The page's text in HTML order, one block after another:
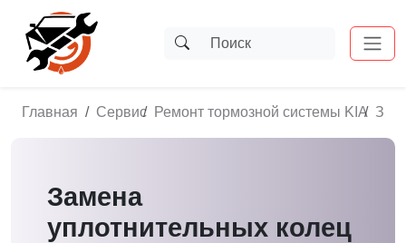
Главная Сервис Ремонт тормозной системы KIA
Замена
уплотнительных колец